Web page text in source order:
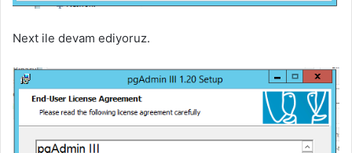
Next ile devam ediyoruz.